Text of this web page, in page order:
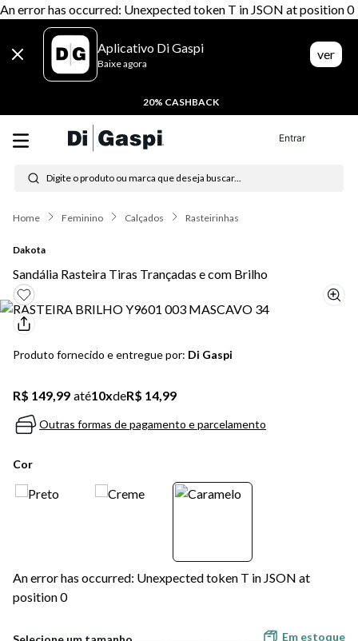
An error has occurred: Unexpected token T in JSON at position 0
Aplicativo Di Gaspi
Baixe agora
ver
20% CASHBACK
Entrar
Digite o produto ou marca que deseja buscar...
Feminino Calçados Rasteirinhas
Dakota
Sandália Rasteira Tiras Trançadas e com Brilho
Produto fornecido e entregue por: Di Gaspi
R$ 149,99 até10xdeR$ 14,99
Outras formas de pagamento e parcelamento
Cor
An error has occurred: Unexpected token T in JSON at
position 0
Em estoque
Termos mais buscados
1º tênis feminino
3º moletom
4º tênis masculino
5 º bota
6º sandalia
7º jeans
8º salto
9º chuteira